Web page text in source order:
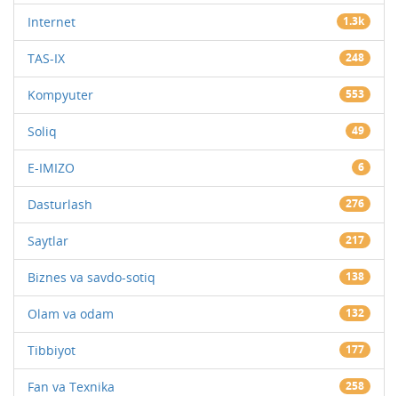
Internet 1.3k
TAS-IX 248
Kompyuter 553
Soliq 49
E-IMIZO 6
Dasturlash 276
Saytlar 217
Biznes va savdo-sotiq 138
Olam va odam 132
Tibbiyot 177
Fan va Texnika 258